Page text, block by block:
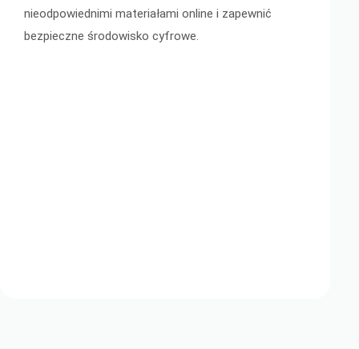
nieodpowiednimi materiałami online i zapewnić
bezpieczne środowisko cyfrowe.